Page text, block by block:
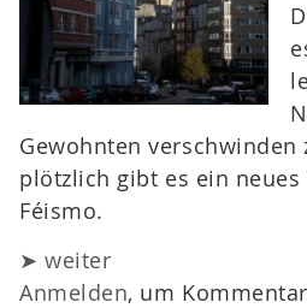
Gewohnten verschwinden
plötzlich gibt es ein
Féismo.
➤ weiter
Anmelden, um